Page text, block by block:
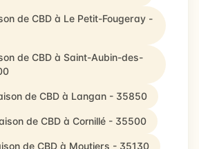
de CBD à Le Petit-Fougeray -
de CBD à Saint-Aubin-des-
de CBD à Langan - 35850
de CBD à Cornillé - 35500
de CBD à Moutiers - 35130